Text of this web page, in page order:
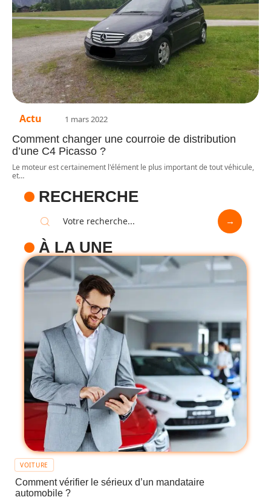
Actu 1 mars 2022
Comment changer une courroie de distribution
d’une C4 Picasso ?
Le moteur est certainement l'élément le plus important de tout véhicule,
et…
RECHERCHE
À LA UNE
VOITURE
Comment vérifier le sérieux d’un mandataire
automobile ?